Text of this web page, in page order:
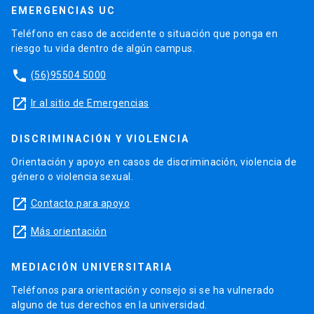
Pound in Ronald Duncan’s Townsman,” Revues
Modernistes: Revues Engagées 1900-1939, ed.
Hélène Aji, Céline Mansanti and Benoit Tadié.
2011
Extra Materials for the Alma Classics edition of
Extra Materials for the Alma Classics edition of
Extra Materials for the Alma Classics edition of
Mark Twain’s Huckleberry Finn. 2010
Extra Materials for the Alma Classics edition of
“Some Contexts for Canto XCVI,” Glossator:
April 2018
“Revisiting Henry James: High Modernists and
EMERGENCIAS UC
Teléfono en caso de accidente o situación que ponga en
riesgo tu vida dentro de algún campus.
phone (56)95504 5000
launch Ir al sitio de Emergencias
DISCRIMINACIÓN Y VIOLENCIA
Orientación y apoyo en casos de discriminación, violencia de
género o violencia sexual.
launch Contacto para apoyo
launch Más orientación
MEDIACIÓN UNIVERSITARIA
Teléfonos para orientación y consejo si se ha vulnerado
alguno de tus derechos en la universidad.